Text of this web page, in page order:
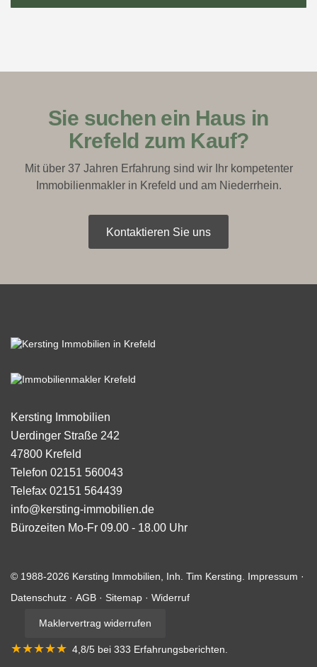
Sie suchen ein Haus in
Krefeld zum Kauf?
Mit über 37 Jahren Erfahrung sind wir Ihr kompetenter
Immobilienmakler in Krefeld und am Niederrhein.
Kontaktieren Sie uns
Kersting Immobilien
Uerdinger Straße 242
47800 Krefeld
Telefon 02151 560043
Telefax 02151 564439
info@kersting-immobilien.de
Bürozeiten Mo-Fr 09.00 - 18.00 Uhr
© 1988-2026 Kersting Immobilien, Inh. Tim Kersting. Impressum ·
Datenschutz · AGB · Sitemap · Widerruf
Maklervertrag widerrufen
★★★★★ 4,8/5 bei 333 Erfahrungsberichten.